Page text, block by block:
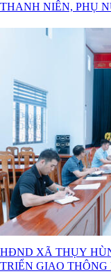
THANH NIÊN, PHỤ
HĐND XÃ THỤY
TRIỂN GIAO THÔNG